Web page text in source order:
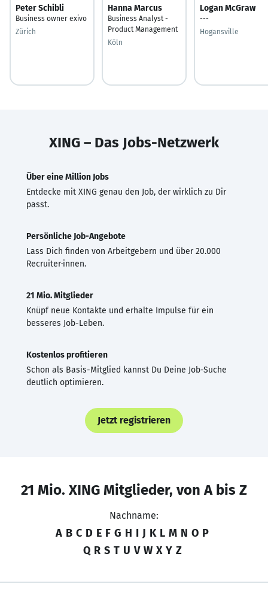
Peter Schibli
Business owner exivo
Zürich
Hanna Marcus
Business Analyst -
Product Management
Köln
Logan McGraw
---
Hogansville
XING – Das Jobs-Netzwerk
Über eine Million Jobs
Entdecke mit XING genau den Job, der wirklich zu Dir
passt.
Persönliche Job-Angebote
Lass Dich finden von Arbeitgebern und über 20.000
Recruiter·innen.
21 Mio. Mitglieder
Knüpf neue Kontakte und erhalte Impulse für ein
besseres Job-Leben.
Kostenlos profitieren
Schon als Basis-Mitglied kannst Du Deine Job-Suche
deutlich optimieren.
Jetzt registrieren
21 Mio. XING Mitglieder, von A bis Z
Nachname:
A B C D E F G H I J K L M N O P
Q R S T U V W X Y Z